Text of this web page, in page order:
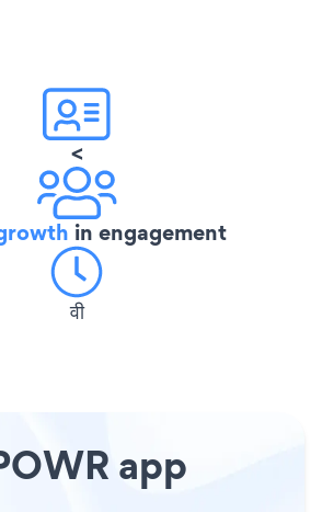
<
in engagement
वी
app